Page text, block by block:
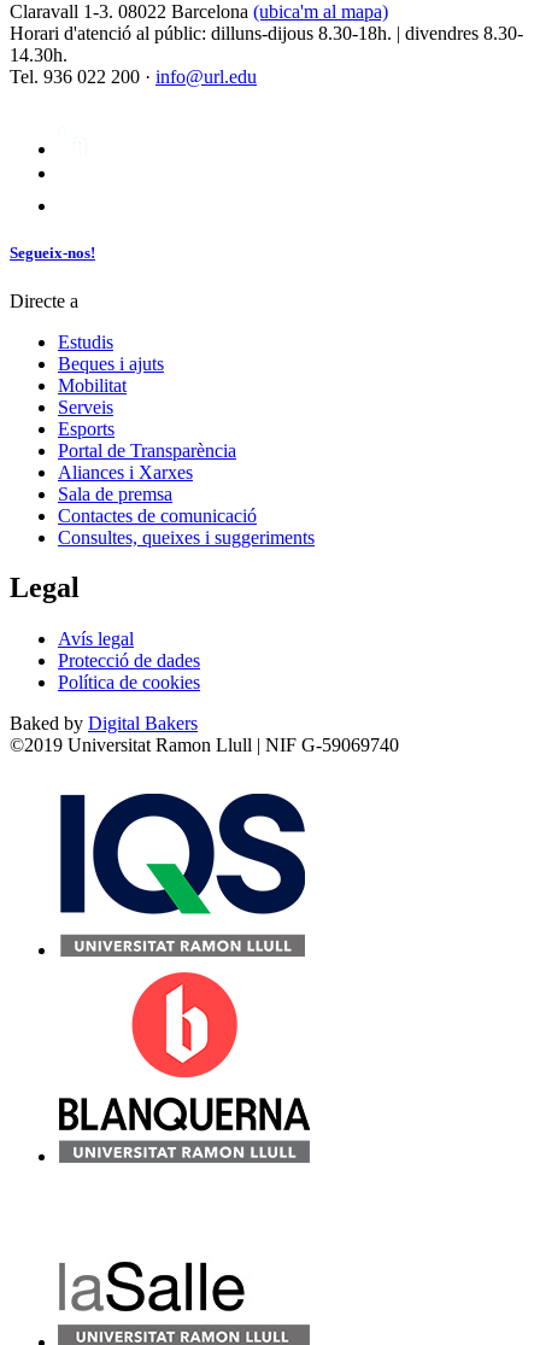
Claravall 1-3. 08022 Barcelona (ubica'm al mapa)
Horari d'atenció al públic: dilluns-dijous 8.30-18h. | divendres 8.30-
14.30h.
Tel. 936 022 200 · info@url.edu
Segueix-nos!
Directe a
Estudis
Beques i ajuts
Mobilitat
Serveis
Esports
Portal de Transparència
Aliances i Xarxes
Sala de premsa
Contactes de comunicació
Consultes, queixes i suggeriments
Legal
Avís legal
Protecció de dades
Política de cookies
Baked by Digital Bakers
©2019 Universitat Ramon Llull | NIF G-59069740